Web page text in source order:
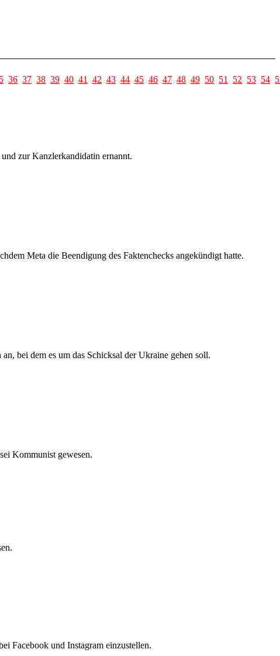
36 37 38 39 40 41 42 43 44 45 46 47 48 49 50 51 52 53 54
zur Kanzlerkandidatin ernannt.
Meta die Beendigung des Faktenchecks angekündigt hatte.
bei dem es um das Schicksal der Ukraine gehen soll.
Kommunist gewesen.
Facebook und Instagram einzustellen.